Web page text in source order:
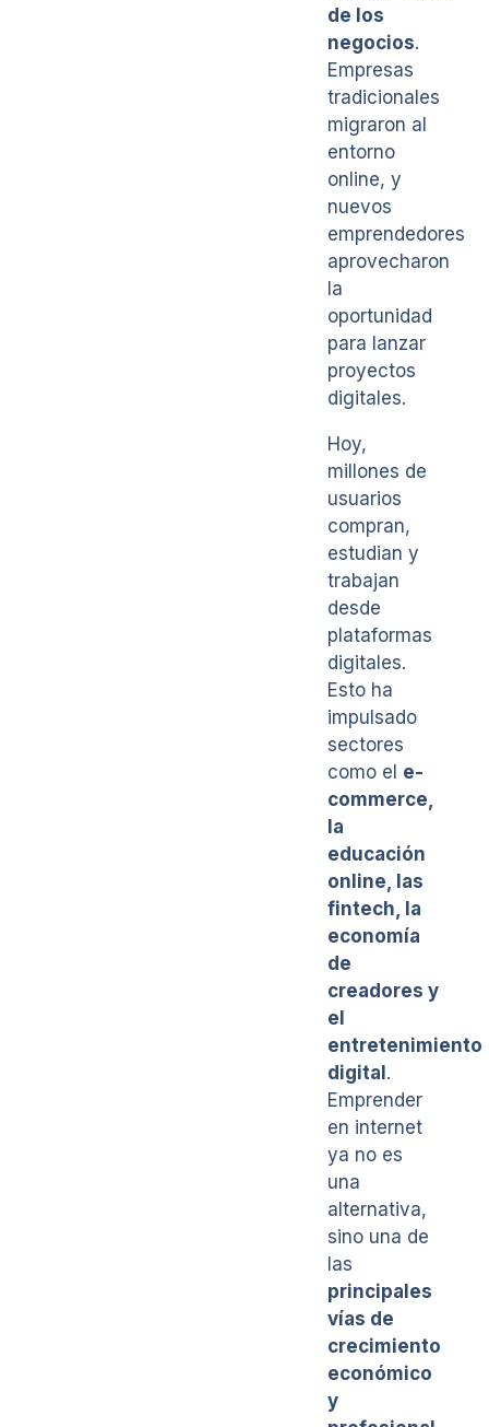
de los
negocios.
Empresas
tradicionales
migraron al
entorno
online, y
nuevos
emprendedores
aprovecharon
la
oportunidad
para lanzar
proyectos
digitales.
Hoy,
millones de
usuarios
compran,
estudian y
trabajan
desde
plataformas
digitales.
Esto ha
impulsado
sectores
como el e-
commerce,
la
educación
online, las
fintech, la
economía
de
creadores y
el
entretenimiento
digital.
Emprender
en internet
ya no es
una
alternativa,
sino una de
las
principales
vías de
crecimiento
económico
y